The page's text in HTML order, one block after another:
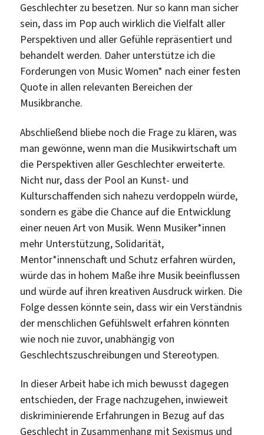
Geschlechter zu besetzen. Nur so kann man sicher
sein, dass im Pop auch wirklich die Vielfalt aller
Perspektiven und aller Gefühle repräsentiert und
behandelt werden. Daher unterstütze ich die
Forderungen von Music Women* nach einer festen
Quote in allen relevanten Bereichen der
Musikbranche.
Abschließend bliebe noch die Frage zu klären, was
man gewönne, wenn man die Musikwirtschaft um
die Perspektiven aller Geschlechter erweiterte.
Nicht nur, dass der Pool an Kunst- und
Kulturschaffenden sich nahezu verdoppeln würde,
sondern es gäbe die Chance auf die Entwicklung
einer neuen Art von Musik. Wenn Musiker*innen
mehr Unterstützung, Solidarität,
Mentor*innenschaft und Schutz erfahren würden,
würde das in hohem Maße ihre Musik beeinflussen
und würde auf ihren kreativen Ausdruck wirken. Die
Folge dessen könnte sein, dass wir ein Verständnis
der menschlichen Gefühlswelt erfahren könnten
wie noch nie zuvor, unabhängig von
Geschlechtszuschreibungen und Stereotypen.
In dieser Arbeit habe ich mich bewusst dagegen
entschieden, der Frage nachzugehen, inwieweit
diskriminierende Erfahrungen in Bezug auf das
Geschlecht in Zusammenhang mit Sexismus und